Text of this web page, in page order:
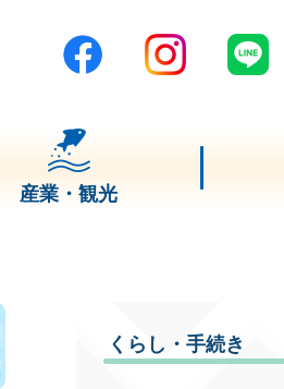
産業・観光
くらし・手続き